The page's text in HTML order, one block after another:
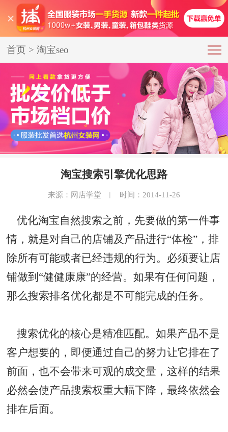
首页 >淘宝seo
淘宝搜索引擎优化思路
来源：网店学堂 ︱ 时间：2014-11-26
优化淘宝自然搜索之前，先要做的第一件事
情，就是对自己的店铺及产品进行“体检”，排
除所有可能或者已经违规的行为。必须要让店
铺做到“健健康康”的经营。如果有任何问题，
那么搜索排名优化都是不可能完成的任务。
搜索优化的核心是精准匹配。如果产品不是
客户想要的，即便通过自己的努力让它排在了
前面，也不会带来可观的成交量，这样的结果
必然会使产品搜索权重大幅下降，最终依然会
排在后面。